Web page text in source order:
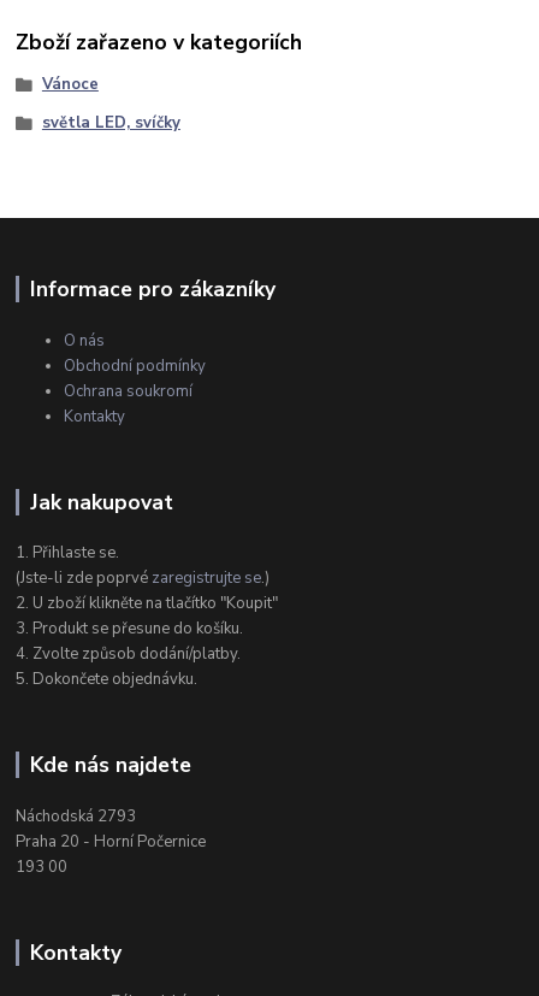
Zboží zařazeno v kategoriích
Vánoce
světla LED, svíčky
Informace pro zákazníky
O nás
Obchodní podmínky
Ochrana soukromí
Kontakty
Jak nakupovat
1. Přihlaste se.
(Jste-li zde poprvé zaregistrujte se.)
2. U zboží klikněte na tlačítko "Koupit"
3. Produkt se přesune do košíku.
4. Zvolte způsob dodání/platby.
5. Dokončete objednávku.
Kde nás najdete
Náchodská 2793
Praha 20 - Horní Počernice
193 00
Kontakty